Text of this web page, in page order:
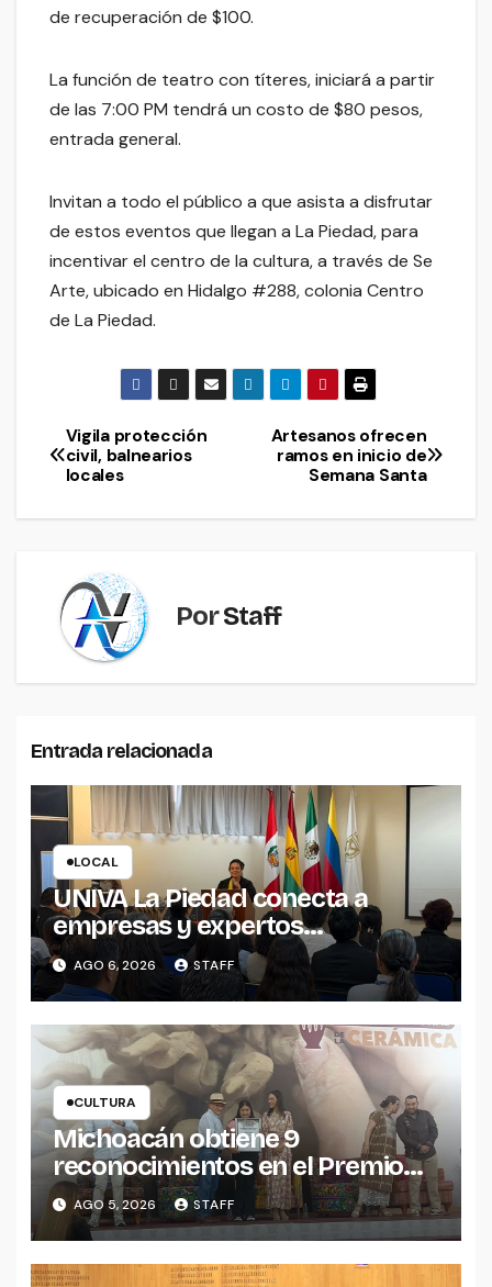
de recuperación de $100.
La función de teatro con títeres, iniciará a partir
de las 7:00 PM tendrá un costo de $80 pesos,
entrada general.
Invitan a todo el público a que asista a disfrutar
de estos eventos que llegan a La Piedad, para
incentivar el centro de la cultura, a través de Se
Arte, ubicado en Hidalgo #288, colonia Centro
de La Piedad.
Navegación
de
Artesanos ofrecen
ramos en inicio de
Semana Santa
Vigila protección
civil, balnearios
locales
PorStaff
Entrada relacionada
LOCAL
UNIVA La Piedad conecta a
empresas y expertos
internacionales para impulsar la
productividad empresarial
AGO 6, 2026 STAFF
CULTURA
Michoacán obtiene 9
reconocimientos en el Premio
Nacional de la Cerámica
AGO 5, 2026 STAFF